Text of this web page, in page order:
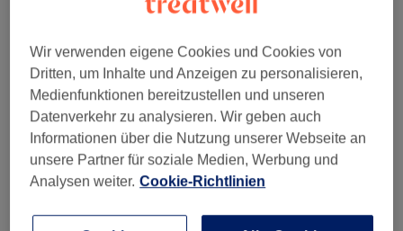
Mittwoch
10:00– 19:00
Donnerstag
10:00–19:00
Freitag
10:00–19:00
Samstag
10:00–15:00
Sonntag
Geschlossen
Unterstreiche deine natürliche Schönheit typgerecht. Das
Studio The Club Cosmetic in München, Pasing-
Wir verwenden eigene Cookies und Cookies von
Dritten, um Inhalte und Anzeigen zu personalisieren,
Medienfunktionen bereitzustellen und unseren
Datenverkehr zu analysieren. Wir geben auch
Informationen über die Nutzung unserer Webseite an
unsere Partner für soziale Medien, Werbung und
Analysen weiter. Cookie-Richtlinien